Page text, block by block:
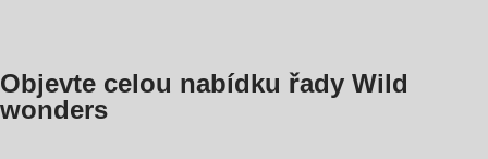
Objevte celou nabídku řady Wild
wonders